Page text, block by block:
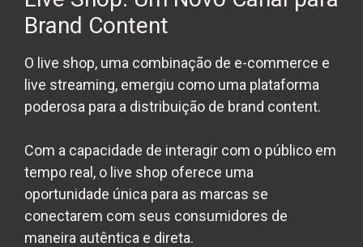
Brand Content
O live shop, uma combinação de e-commerce e
live streaming, emergiu como uma plataforma
poderosa para a distribuição de brand content.
Com a capacidade de interagir com o público em
tempo real, o live shop oferece uma
oportunidade única para as marcas se
conectarem com seus consumidores de
maneira autêntica e direta.